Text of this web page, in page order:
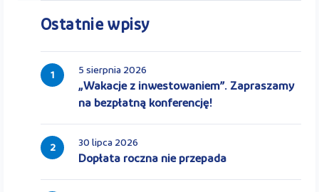
Ostatnie wpisy
1 5 sierpnia 2026
„Wakacje z inwestowaniem”. Zapraszamy
na bezpłatną konferencję!
2 30 lipca 2026
Dopłata roczna nie przepada